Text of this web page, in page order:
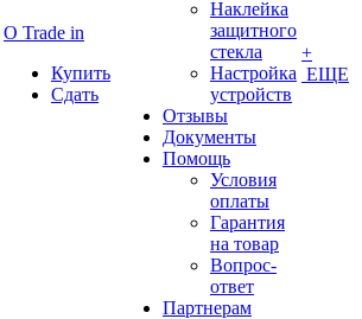
О Trade in
Купить
Сдать
Наклейка
защитного
стекла
Настройка
устройств
Отзывы
Документы
Помощь
Условия
оплаты
Гарантия
на товар
Вопрос-
ответ
Партнерам
+
ЕЩЕ